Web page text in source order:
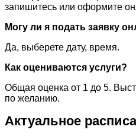
запишитесь или оформите
Могу ли я подать заявку
Да, выберете дату, время.
Как оцениваются услуги?
Общая оценка от 1 до 5.
по желанию.
Актуальное